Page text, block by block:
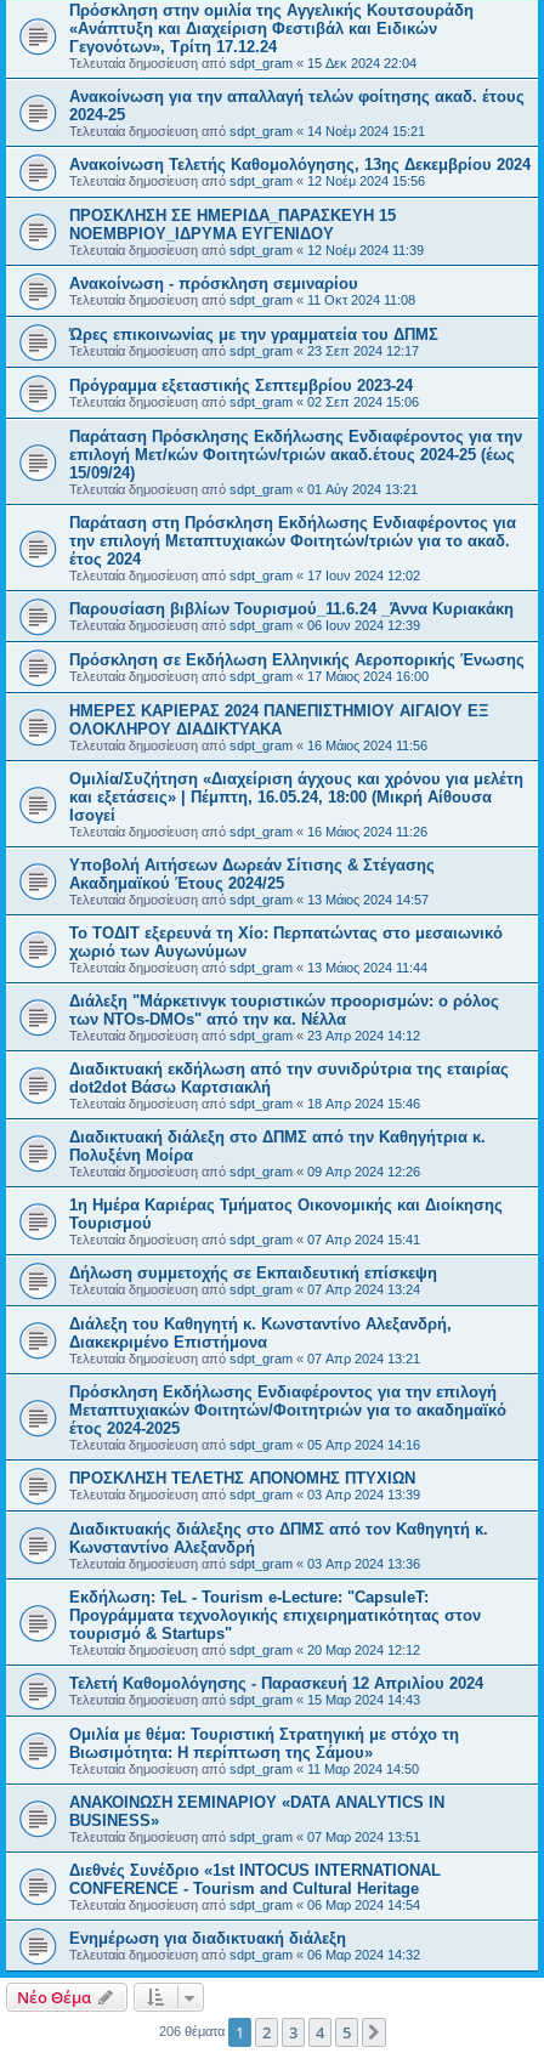
Πρόσκληση στην ομιλία της Αγγελικής Κουτσουράδη
«Ανάπτυξη και Διαχείριση Φεστιβάλ και Ειδικών
Γεγονότων», Τρίτη 17.12.24
Τελευταία δημοσίευση από sdpt_gram « 15 Δεκ 2024 22:04
Ανακοίνωση για την απαλλαγή τελών φοίτησης ακαδ. έτους
2024-25
Τελευταία δημοσίευση από sdpt_gram « 14 Νοέμ 2024 15:21
Ανακοίνωση Τελετής Καθομολόγησης, 13ης Δεκεμβρίου 2024
Τελευταία δημοσίευση από sdpt_gram « 12 Νοέμ 2024 15:56
ΠΡΟΣΚΛΗΣΗ ΣΕ ΗΜΕΡΙΔΑ_ΠΑΡΑΣΚΕΥΗ 15
ΝΟΕΜΒΡΙΟΥ_ΙΔΡΥΜΑ ΕΥΓΕΝΙΔΟΥ
Τελευταία δημοσίευση από sdpt_gram « 12 Νοέμ 2024 11:39
Ανακοίνωση - πρόσκληση σεμιναρίου
Τελευταία δημοσίευση από sdpt_gram « 11 Οκτ 2024 11:08
Ώρες επικοινωνίας με την γραμματεία του ΔΠΜΣ
Τελευταία δημοσίευση από sdpt_gram « 23 Σεπ 2024 12:17
Πρόγραμμα εξεταστικής Σεπτεμβρίου 2023-24
Τελευταία δημοσίευση από sdpt_gram « 02 Σεπ 2024 15:06
Παράταση Πρόσκλησης Εκδήλωσης Ενδιαφέροντος για την
επιλογή Μετ/κών Φοιτητών/τριών ακαδ.έτους 2024-25 (έως
15/09/24)
Τελευταία δημοσίευση από sdpt_gram « 01 Αύγ 2024 13:21
Παράταση στη Πρόσκληση Εκδήλωσης Ενδιαφέροντος για
την επιλογή Μεταπτυχιακών Φοιτητών/τριών για το ακαδ.
έτος 2024
Τελευταία δημοσίευση από sdpt_gram « 17 Ιουν 2024 12:02
Παρουσίαση βιβλίων Τουρισμού_11.6.24 _Άννα Κυριακάκη
Τελευταία δημοσίευση από sdpt_gram « 06 Ιουν 2024 12:39
Πρόσκληση σε Εκδήλωση Ελληνικής Αεροπορικής Ένωσης
Τελευταία δημοσίευση από sdpt_gram « 17 Μάιος 2024 16:00
ΗΜΕΡΕΣ ΚΑΡΙΕΡΑΣ 2024 ΠΑΝΕΠΙΣΤΗΜΙΟΥ ΑΙΓΑΙΟΥ ΕΞ
ΟΛΟΚΛΗΡΟΥ ΔΙΑΔΙΚΤΥΑΚΑ
Τελευταία δημοσίευση από sdpt_gram « 16 Μάιος 2024 11:56
Ομιλία/Συζήτηση «Διαχείριση άγχους και χρόνου για μελέτη
και εξετάσεις» | Πέμπτη, 16.05.24, 18:00 (Μικρή Αίθουσα
Ισογεί
Τελευταία δημοσίευση από sdpt_gram « 16 Μάιος 2024 11:26
Υποβολή Αιτήσεων Δωρεάν Σίτισης & Στέγασης
Ακαδημαϊκού Έτους 2024/25
Τελευταία δημοσίευση από sdpt_gram « 13 Μάιος 2024 14:57
Το ΤΟΔΙΤ εξερευνά τη Χίο: Περπατώντας στο μεσαιωνικό
χωριό των Αυγωνύμων
Τελευταία δημοσίευση από sdpt_gram « 13 Μάιος 2024 11:44
Διάλεξη "Μάρκετινγκ τουριστικών προορισμών: ο ρόλος
των ΝΤΟs-DMOs" από την κα. Νέλλα
Τελευταία δημοσίευση από sdpt_gram « 23 Απρ 2024 14:12
Διαδικτυακή εκδήλωση από την συνιδρύτρια της εταιρίας
dot2dot Βάσω Καρτσιακλή
Τελευταία δημοσίευση από sdpt_gram « 18 Απρ 2024 15:46
Διαδικτυακή διάλεξη στο ΔΠΜΣ από την Καθηγήτρια κ.
Πολυξένη Μοίρα
Τελευταία δημοσίευση από sdpt_gram « 09 Απρ 2024 12:26
1η Ημέρα Καριέρας Τμήματος Οικονομικής και Διοίκησης
Τουρισμού
Τελευταία δημοσίευση από sdpt_gram « 07 Απρ 2024 15:41
Δήλωση συμμετοχής σε Εκπαιδευτική επίσκεψη
Τελευταία δημοσίευση από sdpt_gram « 07 Απρ 2024 13:24
Διάλεξη του Καθηγητή κ. Κωνσταντίνο Αλεξανδρή,
Διακεκριμένο Επιστήμονα
Τελευταία δημοσίευση από sdpt_gram « 07 Απρ 2024 13:21
Πρόσκληση Εκδήλωσης Ενδιαφέροντος για την επιλογή
Μεταπτυχιακών Φοιτητών/Φοιτητριών για το ακαδημαϊκό
έτος 2024-2025
Τελευταία δημοσίευση από sdpt_gram « 05 Απρ 2024 14:16
ΠΡΟΣΚΛΗΣΗ ΤΕΛΕΤΗΣ ΑΠΟΝΟΜΗΣ ΠΤΥΧΙΩΝ
Τελευταία δημοσίευση από sdpt_gram « 03 Απρ 2024 13:39
Διαδικτυακής διάλεξης στο ΔΠΜΣ από τον Καθηγητή κ.
Κωνσταντίνο Αλεξανδρή
Τελευταία δημοσίευση από sdpt_gram « 03 Απρ 2024 13:36
Εκδήλωση: TeL - Tourism e-Lecture: "CapsuleT:
Προγράμματα τεχνολογικής επιχειρηματικότητας στον
τουρισμό & Startups"
Τελευταία δημοσίευση από sdpt_gram « 20 Μαρ 2024 12:12
Τελετή Καθομολόγησης - Παρασκευή 12 Απριλίου 2024
Τελευταία δημοσίευση από sdpt_gram « 15 Μαρ 2024 14:43
Ομιλία με θέμα: Τουριστική Στρατηγική με στόχο τη
Βιωσιμότητα: Η περίπτωση της Σάμου»
Τελευταία δημοσίευση από sdpt_gram « 11 Μαρ 2024 14:50
ΑΝΑΚΟΙΝΩΣΗ ΣΕΜΙΝΑΡΙΟΥ «DATA ANALYTICS IN
BUSINESS»
Τελευταία δημοσίευση από sdpt_gram « 07 Μαρ 2024 13:51
Διεθνές Συνέδριο «1st INTOCUS INTERNATIONAL
CONFERENCE - Tourism and Cultural Heritage
Τελευταία δημοσίευση από sdpt_gram « 06 Μαρ 2024 14:54
Ενημέρωση για διαδικτυακή διάλεξη
Τελευταία δημοσίευση από sdpt_gram « 06 Μαρ 2024 14:32
Νέο Θέμα
206 θέματα 1 2 3 4 5